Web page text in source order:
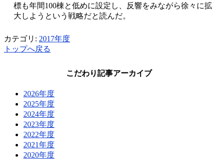
標も年間100棟と低めに設定し、反響をみながら徐々に拡
大しようという戦略だと読んだ。
カテゴリ: 2017年度
トップへ戻る
こだわり記事アーカイブ
2026年度
2025年度
2024年度
2023年度
2022年度
2021年度
2020年度